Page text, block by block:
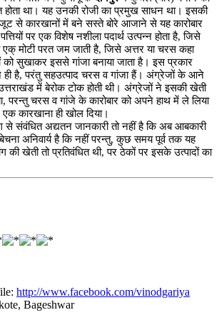
होता था। यह उनकी रोजी का प्रमुख साधन था। इसकी
जूट से कारखानों में बने सस्ते बोरे आजाने से यह कारोबार
पर एक विशेष नशीला पदार्थ उत्पन्न होता है, जिसे
मोटी परत जम जाती है, जिसे अत्तर या चरस कहा
को सुखाकर इससे गांजा बनाया जाता है। इस प्रकार
ही है, परंतु सहउत्पाद चरस व गांजा हैं। अंग्रेजों के आने
में बेरोक टोक होती थी। अंग्रेजों ने इसकी खेती
परन्तु चरस व गांजे के कारोबार को अपने हाथ में ले लिया
कारखाना ही खोल दिया।
से संवंधित अद्यतन जानकारी तो नहीं है कि अब आबकारी
अनिवार्य है कि नहीं परन्तु, कुछ समय पूर्व तक यह
की खेती तो प्रतिवंधित थी, पर ठेकों पर इसके उत्पादों का
http://www.facebook.com/vinodgariya
Bageshwar